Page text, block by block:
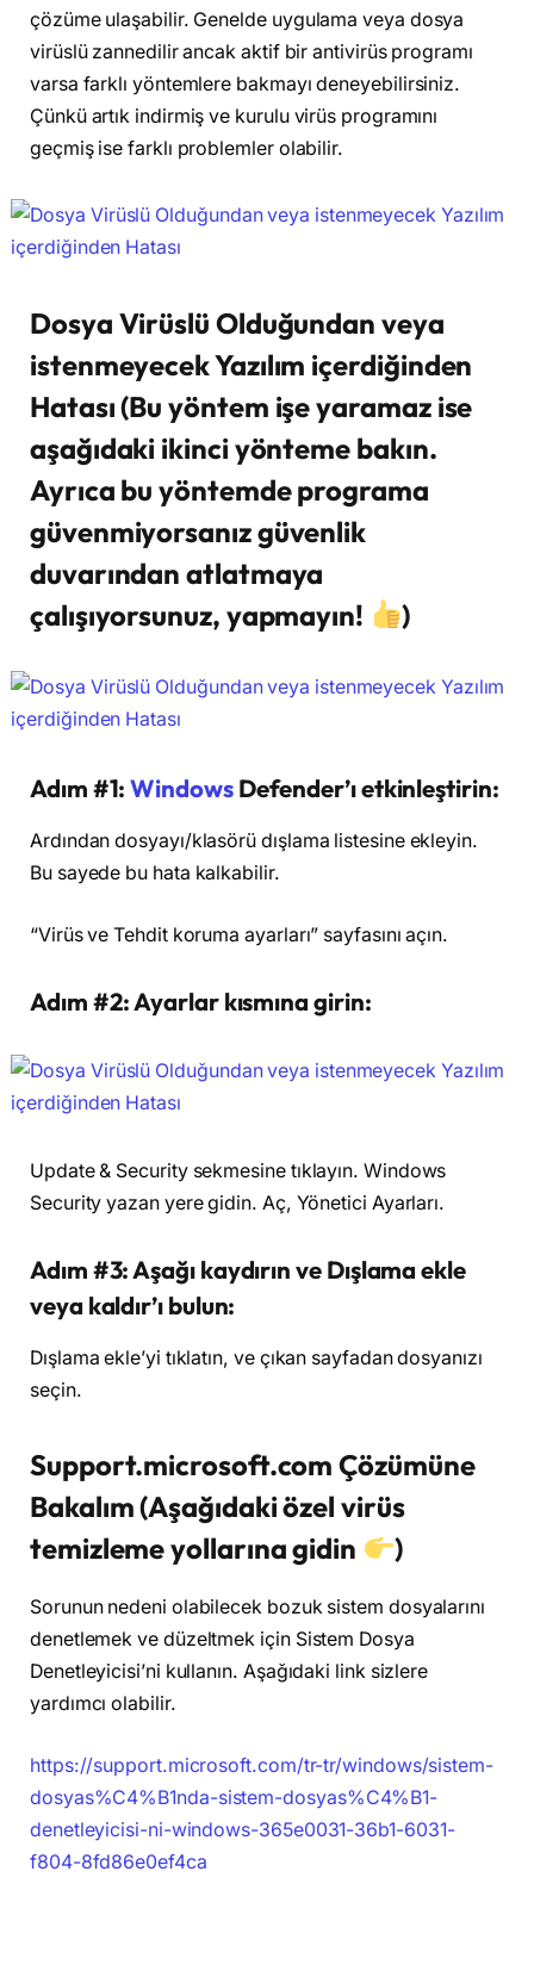
çözüme ulaşabilir. Genelde uygulama veya dosya
virüslü zannedilir ancak aktif bir antivirüs programı
varsa farklı yöntemlere bakmayı deneyebilirsiniz.
Çünkü artık indirmiş ve kurulu virüs programını
geçmiş ise farklı problemler olabilir.
Dosya Virüslü Olduğundan veya
istenmeyecek Yazılım içerdiğinden
Hatası (Bu yöntem işe yaramaz ise
aşağıdaki ikinci yönteme bakın.
Ayrıca bu yöntemde programa
güvenmiyorsanız güvenlik
duvarından atlatmaya
çalışıyorsunuz, yapmayın!
)
Adım #1:WindowsDefender’ı etkinleştirin:
Ardından dosyayı/klasörü dışlama listesine ekleyin.
Bu sayede bu hata kalkabilir.
“Virüs ve Tehdit koruma ayarları” sayfasını açın.
Adım #2: Ayarlar kısmına girin:
Update & Security sekmesine tıklayın. Windows
Security yazan yere gidin. Aç, Yönetici Ayarları.
Adım #3: Aşağı kaydırın ve Dışlama ekle
veya kaldır’ı bulun:
Dışlama ekle’yi tıklatın, ve çıkan sayfadan dosyanızı
seçin.
Support.microsoft.com Çözümüne
Bakalım (Aşağıdaki özel virüs
temizleme yollarına gidin
)
Sorunun nedeni olabilecek bozuk sistem dosyalarını
denetlemek ve düzeltmek için Sistem Dosya
Denetleyicisi’ni kullanın. Aşağıdaki link sizlere
yardımcı olabilir.
https://support.microsoft.com/tr-tr/windows/sistem-
dosyas%C4%B1nda-sistem-dosyas%C4%B1-
denetleyicisi-ni-windows-365e0031-36b1-6031-
f804-8fd86e0ef4ca